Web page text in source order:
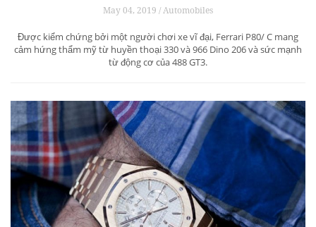
May 04, 2019 / Automobiles
Được kiểm chứng bởi một người chơi xe vĩ đại, Ferrari P80/ C mang
cảm hứng thẩm mỹ từ huyền thoại 330 và 966 Dino 206 và sức mạnh
từ động cơ của 488 GT3.